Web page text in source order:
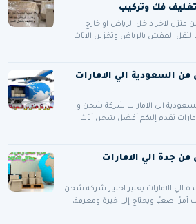
فك وتركيب
لاخر داخل الرياض او خارج
العفش بالرياض وتخزين الاثاث
السعودية الي الامارات
الي الامارات شركة شحن و
تقدم إليكم أفضل شحن أثاث
جدة الي الامارات
الامارات يعتبر اختيار شركة شحن
صعبًا ويحتاج إلى خبرة ومعرفة،